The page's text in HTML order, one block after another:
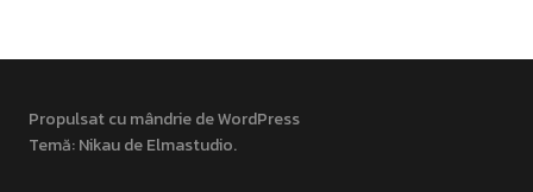
Propulsat cu mândrie de WordPress
Temă: Nikau deElmastudio.